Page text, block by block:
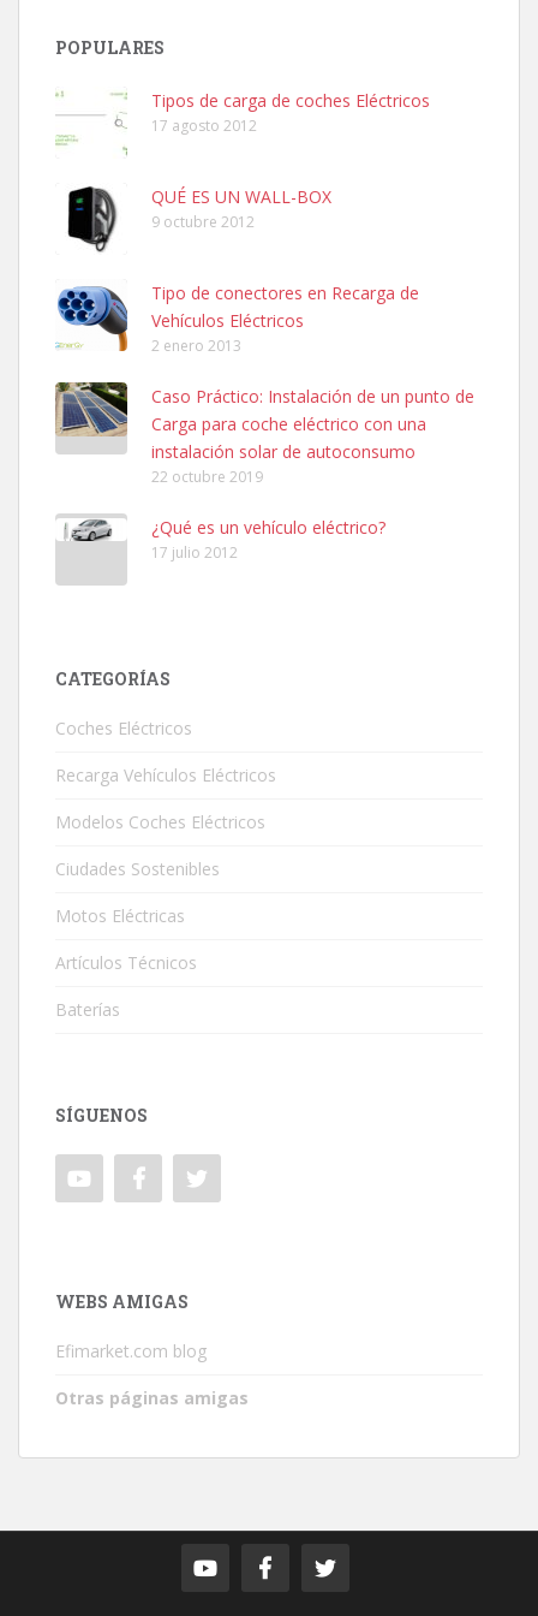
POPULARES
Tipos de carga de coches Eléctricos
17 agosto 2012
QUÉ ES UN WALL-BOX
9 octubre 2012
Tipo de conectores en Recarga de
Vehículos Eléctricos
2 enero 2013
Caso Práctico: Instalación de un punto de
Carga para coche eléctrico con una
instalación solar de autoconsumo
22 octubre 2019
¿Qué es un vehículo eléctrico?
17 julio 2012
CATEGORÍAS
Coches Eléctricos
Recarga Vehículos Eléctricos
Modelos Coches Eléctricos
Ciudades Sostenibles
Motos Eléctricas
Artículos Técnicos
Baterías
SÍGUENOS
WEBS AMIGAS
Efimarket.com blog
Otras páginas amigas